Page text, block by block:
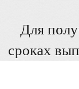
Для
сроках